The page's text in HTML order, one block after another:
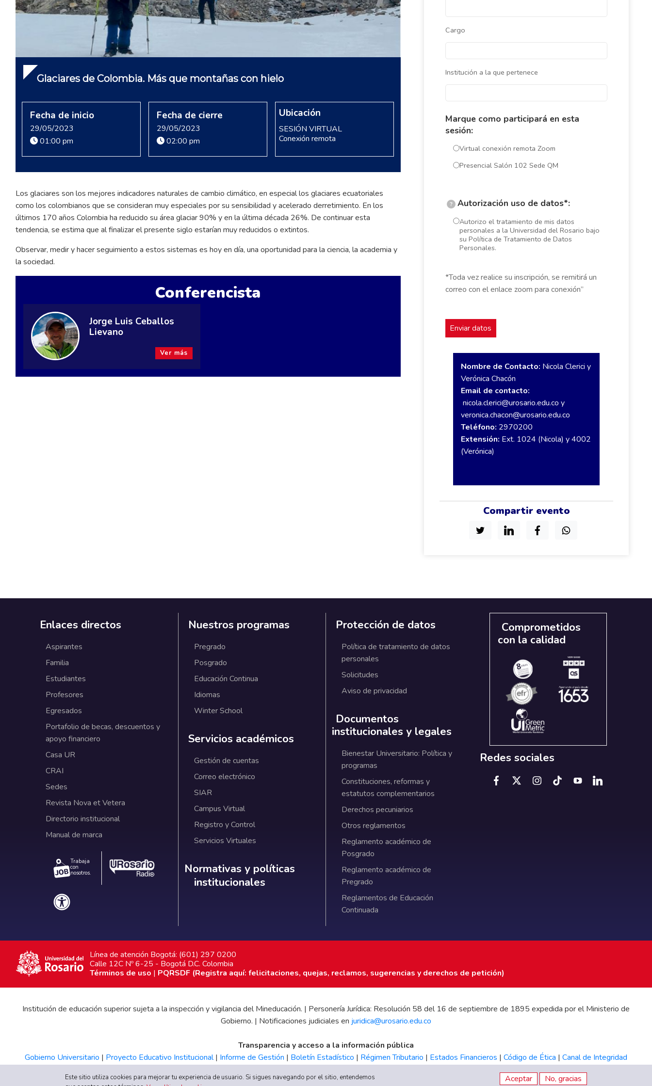
Cargo
Institución a la que pertenece
Marque como participará en esta
sesión:
Virtual conexión remota Zoom
Presencial Salón 102 Sede QM
? Autorización uso de datos*:
Autorizo el tratamiento de mis datos
personales a la Universidad del Rosario bajo
su Política de Tratamiento de Datos
Personales.
*Toda vez realice su inscripción, se remitirá un
correo con el enlace zoom para conexión”
Nombre de Contacto: Nicola Clerici y
Verónica Chacón
Email de contacto:
nicola.clerici@urosario.edu.co y
veronica.chacon@urosario.edu.co
Teléfono: 2970200
Extensión: Ext. 1024 (Nicola) y 4002
(Verónica)
Compartir evento
Glaciares de Colombia. Más que montañas con hielo
Fecha de inicio
29/05/2023
01:00 pm
Fecha de cierre
29/05/2023
02:00 pm
Ubicación
SESIÓN VIRTUAL
Conexión remota
Los glaciares son los mejores indicadores naturales de cambio climático, en especial los glaciares ecuatoriales
como los colombianos que se consideran muy especiales por su sensibilidad y acelerado derretimiento. En los
últimos 170 años Colombia ha reducido su área glaciar 90% y en la última década 26%. De continuar esta
tendencia, se estima que al finalizar el presente siglo estarían muy reducidos o extintos.
Observar, medir y hacer seguimiento a estos sistemas es hoy en día, una oportunidad para la ciencia, la academia y
la sociedad.
Conferencista
Jorge Luis Ceballos
Lievano
Ver más
Enlaces directos
Aspirantes
Familia
Estudiantes
Profesores
Egresados
Portafolio de becas, descuentos y
apoyo financiero
Casa UR
CRAI
Sedes
Revista Nova et Vetera
Directorio institucional
Manual de marca
Trabaja
con
nosotros.
Nuestros programas
Pregrado
Posgrado
Educación Continua
Idiomas
Winter School
Servicios académicos
Gestión de cuentas
Correo electrónico
SIAR
Campus Virtual
Registro y Control
Servicios Virtuales
Normativas y políticas institucionales
Normativas y políticas
institucionales
Protección de datos
Política de tratamiento de datos
personales
Solicitudes
Aviso de privacidad
Documentos
institucionales y legales
Bienestar Universitario: Política y
programas
Constituciones, reformas y
estatutos complementarios
Derechos pecuniarios
Otros reglamentos
Reglamento académico de
Posgrado
Reglamento académico de
Pregrado
Reglamentos de Educación
Continuada
Comprometidos
con la calidad
Redes sociales
Línea de atención Bogotá: (601) 297 0200
Calle 12C Nº 6-25 - Bogotá D.C. Colombia
Términos de uso | PQRSDF (Registra aquí: felicitaciones, quejas, reclamos, sugerencias y derechos de petición)
Institución de educación superior sujeta a la inspección y vigilancia del Mineducación. | Personería Jurídica: Resolución 58 del 16 de septiembre de 1895 expedida por el Ministerio de
Gobierno. | Notificaciones judiciales en juridica@urosario.edu.co
Transparencia y acceso a la información pública
Gobierno Universitario | Proyecto Educativo Institucional| Informe de Gestión | Boletín Estadístico | Régimen Tributario | Estados Financieros | Código de Ética | Canal de Integridad
Este sitio utiliza cookies para mejorar tu experiencia de usuario. Si sigues navegando por el sitio, entendemos
Aceptar No, gracias